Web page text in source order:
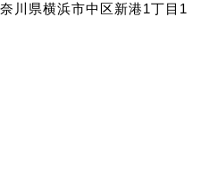
川県横浜市中区新港1丁目1